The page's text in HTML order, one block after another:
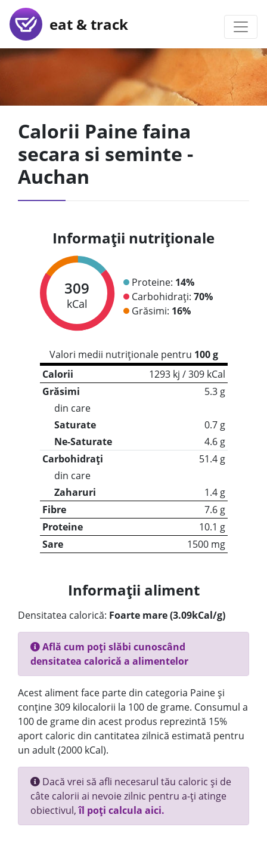
eat & track
Calorii Paine faina
secara si seminte -
Auchan
Informații nutriționale
309
kCal
Proteine: 14%
Carbohidrați: 70%
Grăsimi: 16%
Valori medii nutriționale pentru 100 g
Calorii
1293 kj / 309 kCal
Grăsimi
5.3 g
din care
Saturate
0.7 g
Ne-Saturate
4.6 g
Carbohidrați
51.4 g
din care
Zaharuri
1.4 g
Fibre
7.6 g
Proteine
10.1 g
Sare
1500 mg
Informații aliment
Densitatea calorică: Foarte mare (3.09kCal/g)
Află cum poți slăbi cunoscând
densitatea calorică a alimentelor
Acest aliment face parte din categoria Paine și
conține 309 kilocalorii la 100 de grame. Consumul a
100 de grame din acest produs reprezintă 15%
aport caloric din cantitatea zilnică estimată pentru
un adult (2000 kCal).
Dacă vrei să afli necesarul tău caloric și de
câte calorii ai nevoie zilnic pentru a-ți atinge
obiectivul,îl poți calcula aici.